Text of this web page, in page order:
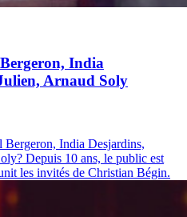
India
Arnaud Soly
India Desjardins,
Depuis 10 ans, le public est
les invités de Christian Bégin.